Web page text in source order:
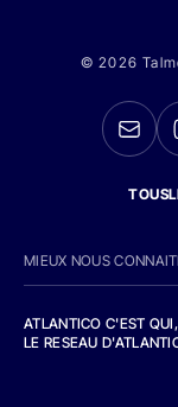
© 2026
MIEUX NOUS
ATLANTICO C'EST
LE RESEAU